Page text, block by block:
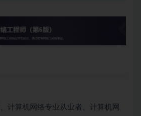
计算机网络专业从业者、计算机网